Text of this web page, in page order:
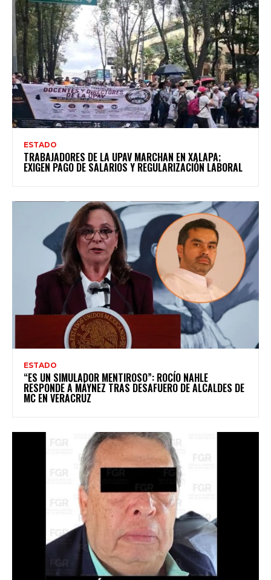
ESTADO
TRABAJADORES DE LA UPAV MARCHAN EN XALAPA;
EXIGEN PAGO DE SALARIOS Y REGULARIZACIÓN LABORAL
ESTADO
“ES UN SIMULADOR MENTIROSO”: ROCÍO NAHLE
RESPONDE A MÁYNEZ TRAS DESAFUERO DE ALCALDES DE
MC EN VERACRUZ